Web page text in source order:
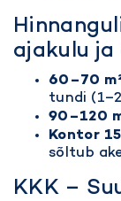
ajakulu ja
60–70
tundi
90–120
Kontor
sõltub
KKK –